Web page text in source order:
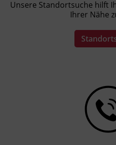
Unsere Standortsuche hilft
Ihrer Nähe